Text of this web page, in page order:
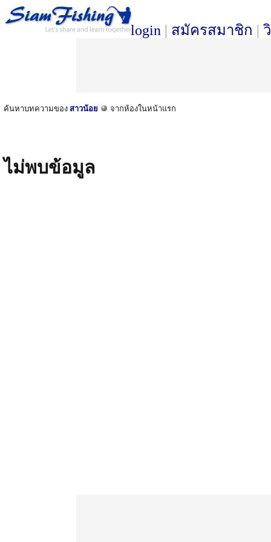
login | สมัครสมาชิก |
ค้นหาบทความของ สาวน้อย จากห้องในหน้าแรก
ไม่พบข้อมูล